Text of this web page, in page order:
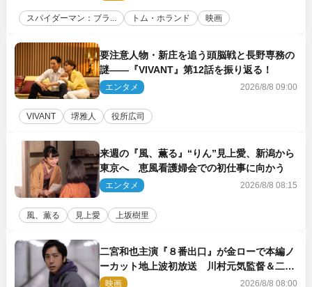
スパイダーマン：ブラ... トム・ホランド 映画
要注意人物・新庄を追う頭脳戦と長野専務の
謎――『VIVANT』第12話を振り返る！
エンタメ 2026/8/8 09:00
VIVANT 堺雅人 役所広司
来週の『風、薫る』“りん”見上愛、新潟から
東京へ 恵風看護婦会での初仕事に向かう
エンタメ 2026/8/8 08:15
風、薫る 見上愛 上坂樹里
二宮和也主演『８番出口』が金ローで本編ノ
ーカット地上波初放送 川村元気監督＆二宮
コメント到着
映画 2026/8/8 08:00